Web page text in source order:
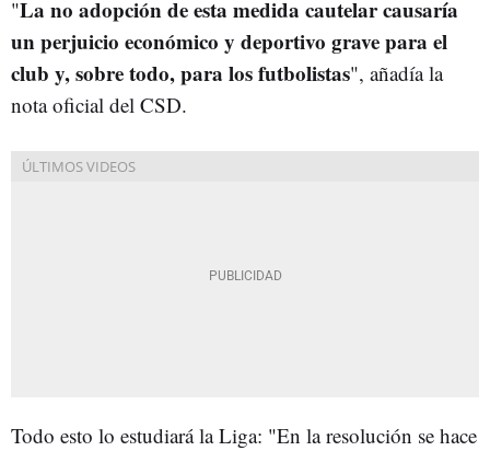
"La no adopción de esta medida cautelar causaría
un perjuicio económico y deportivo grave para el
club y, sobre todo, para los futbolistas", añadía la
nota oficial del CSD.
Todo esto lo estudiará la Liga: "En la resolución se hace